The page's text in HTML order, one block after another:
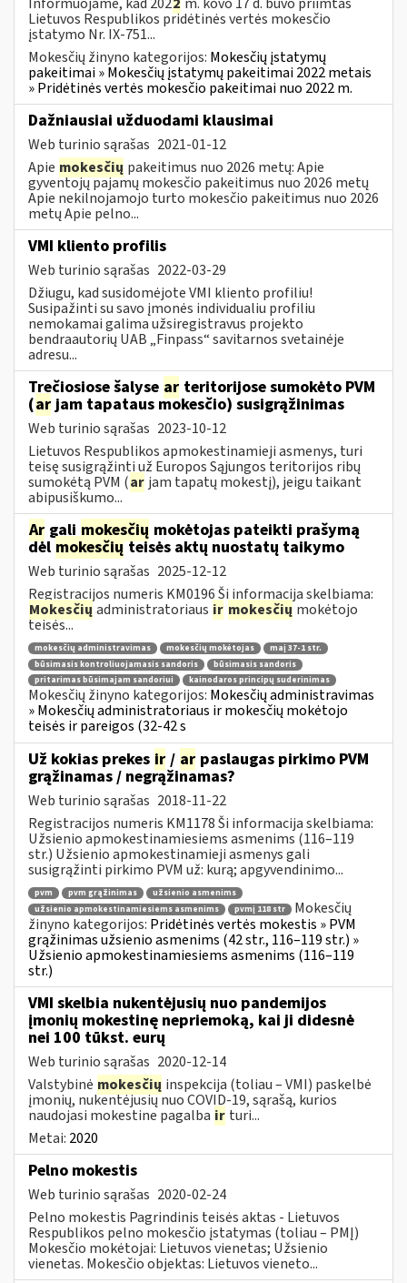
Lietuvos Respublikos pridėtinės vertės mokesčio
įstatymo Nr. IX-751...
Mokesčių žinyno kategorijos: Mokesčių įstatymų
pakeitimai » Mokesčių įstatymų pakeitimai 2022 metais
» Pridėtinės vertės mokesčio pakeitimai nuo 2022 m.
Dažniausiai užduodami klausimai
Web turinio sąrašas 2021-01-12
Apie mokesčių pakeitimus nuo 2026 metų: Apie
gyventojų pajamų mokesčio pakeitimus nuo 2026 metų
Apie nekilnojamojo turto mokesčio pakeitimus nuo 2026
metų Apie pelno...
VMI kliento profilis
Web turinio sąrašas 2022-03-29
Džiugu, kad susidomėjote VMI kliento profiliu!
Susipažinti su savo įmonės individualiu profiliu
nemokamai galima užsiregistravus projekto
bendraautorių UAB „Finpass“ savitarnos svetainėje
adresu...
Trečiosiose šalyse ar teritorijose sumokėto PVM
(arjam tapataus mokesčio) susigrąžinimas
Web turinio sąrašas 2023-10-12
Lietuvos Respublikos apmokestinamieji asmenys, turi
teisę susigrąžinti už Europos Sąjungos teritorijos ribų
sumokėtą PVM (ar jam tapatų mokestį), jeigu taikant
abipusiškumo...
Ar gali mokesčių mokėtojas pateikti prašymą
dėl mokesčiųteisės aktų nuostatų taikymo
Web turinio sąrašas 2025-12-12
Registracijos numeris KM0196 Ši informacija skelbiama:
Mokesčių administratoriaus ir mokesčių mokėtojo
teisės...
mokesčių administravimas mokesčių mokėtojas
maį 37-1 str.
būsimasis kontroliuojamasis sandoris
būsimasis sandoris
pritarimas būsimajam sandoriui
kainodaros principų suderinimas
Mokesčių žinyno kategorijos: Mokesčių administravimas
» Mokesčių administratoriaus ir mokesčių mokėtojo
teisės ir pareigos (32-42 s
Už kokias prekes ir / ar paslaugas pirkimo PVM
grąžinamas / negrąžinamas?
Web turinio sąrašas 2018-11-22
Registracijos numeris KM1178 Ši informacija skelbiama:
Užsienio apmokestinamiesiems asmenims (116–119
str.) Užsienio apmokestinamieji asmenys gali
susigrąžinti pirkimo PVM už: kurą; apgyvendinimo...
pvm pvm grąžinimas
užsienio asmenims
užsienio apmokestinamiesiems asmenims
pvmį 118 str
Mokesčių
žinyno kategorijos: Pridėtinės vertės mokestis » PVM
grąžinimas užsienio asmenims (42 str., 116–119 str.) »
Užsienio apmokestinamiesiems asmenims (116–119
str.)
VMI skelbia nukentėjusių nuo pandemijos
įmonių mokestinę nepriemoką, kai ji didesnė
nei 100 tūkst. eurų
Web turinio sąrašas 2020-12-14
Valstybinė mokesčių inspekcija (toliau – VMI) paskelbė
įmonių, nukentėjusių nuo COVID-19, sąrašą, kurios
naudojasi mokestine pagalba ir turi...
Metai: 2020
Pelno mokestis
Web turinio sąrašas 2020-02-24
Pelno mokestis Pagrindinis teisės aktas - Lietuvos
Respublikos pelno mokesčio įstatymas (toliau – PMĮ)
Mokesčio mokėtojai: Lietuvos vienetas; Užsienio
vienetas. Mokesčio objektas: Lietuvos vieneto...